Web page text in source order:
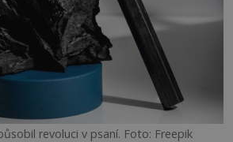
revoluci v psaní. Foto: Freepik